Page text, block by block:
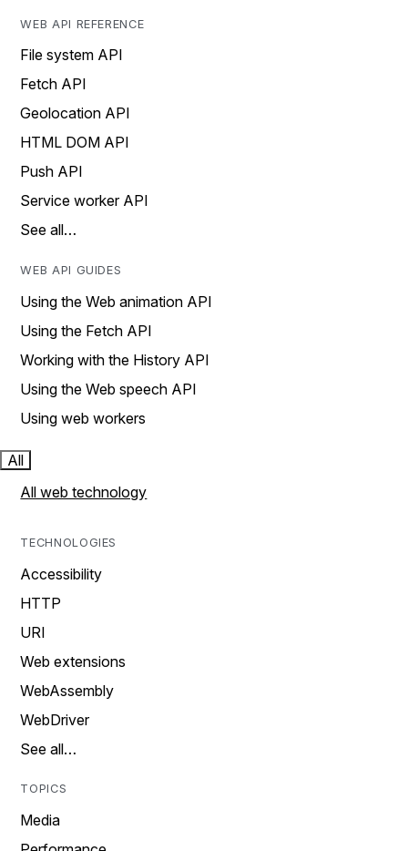
WEB API REFERENCE
File system API
Fetch API
Geolocation API
HTML DOM API
Push API
Service worker API
See all…
WEB API GUIDES
Using the Web animation API
Using the Fetch API
Working with the History API
Using the Web speech API
Using web workers
All
All web technology
TECHNOLOGIES
Accessibility
HTTP
URI
Web extensions
WebAssembly
WebDriver
See all…
TOPICS
Media